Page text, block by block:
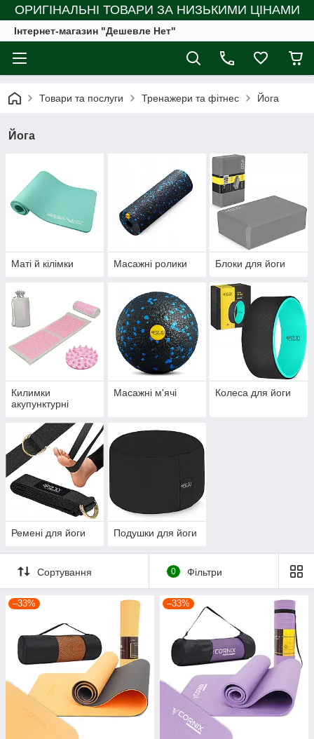
ОРИГІНАЛЬНІ ТОВАРИ ЗА НИЗЬКИМИ ЦІНАМИ
Інтернет-магазин "Дешевле Нет"
Товари та послуги Тренажери та фітнес Йога
Йога
Маті й кілімки Масажні ролики Блоки для йоги
Килимки
акупунктурні
Масажні м'ячі Колеса для йоги
Ремені для йоги Подушки для йоги
Сортування 0 Фільтри
–33% –33%